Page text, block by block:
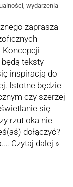
, wydarzenia
zaprasza
Koncepcji
teksty
inspiracją do
Istotne będzie
czy szerzej
się
rzut oka nie
dołączyć?
Czytaj dalej »